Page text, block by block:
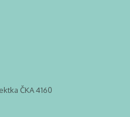
ČKA 4160